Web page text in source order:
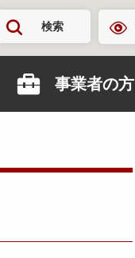
検索
事業者の方